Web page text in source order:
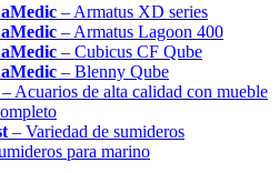
– Armatus XD series
– Armatus Lagoon 400
– Cubicus CF Qube
– Blenny Qube
– Acuarios de alta calidad con mueble
– Variedad de sumideros
para marino